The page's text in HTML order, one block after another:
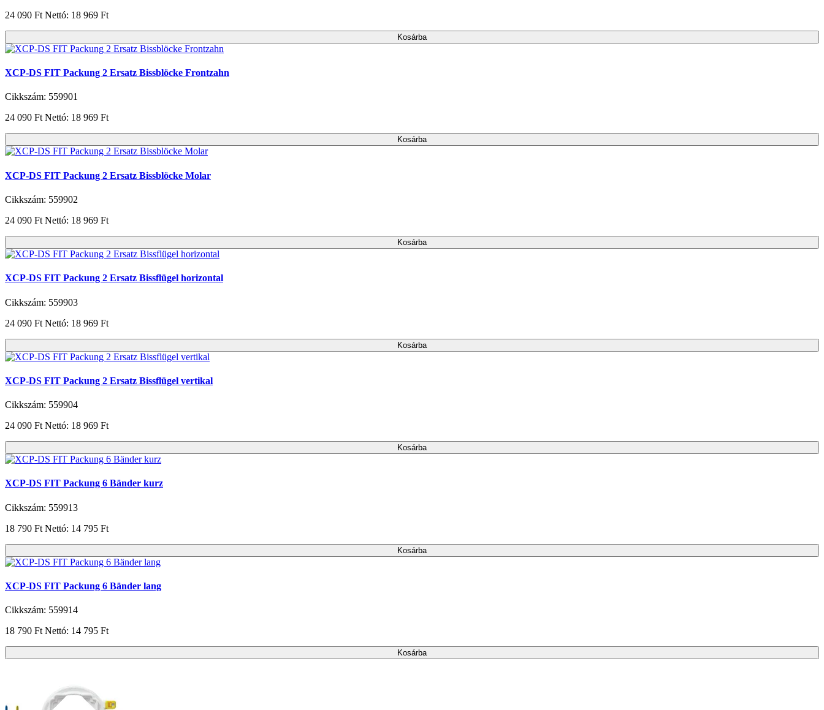
24 090 Ft Nettó: 18 969 Ft
Kosárba
XCP-DS FIT Packung 2 Ersatz Bissblöcke Frontzahn
Cikkszám: 559901
24 090 FtNettó: 18 969 Ft
Kosárba
XCP-DS FIT Packung 2 Ersatz Bissblöcke Molar
Cikkszám: 559902
24 090 Ft Nettó: 18 969 Ft
Kosárba
XCP-DS FIT Packung 2 Ersatz Bissflügel horizontal
Cikkszám: 559903
24 090 Ft Nettó: 18 969 Ft
Kosárba
XCP-DS FIT Packung 2 Ersatz Bissflügel vertikal
Cikkszám: 559904
24 090 Ft Nettó: 18 969 Ft
Kosárba
XCP-DS FIT Packung 6 Bänder kurz
Cikkszám: 559913
18 790 Ft Nettó: 14 795 Ft
Kosárba
XCP-DS FIT Packung 6 Bänder lang
Cikkszám: 559914
18 790 Ft Nettó: 14 795 Ft
Kosárba